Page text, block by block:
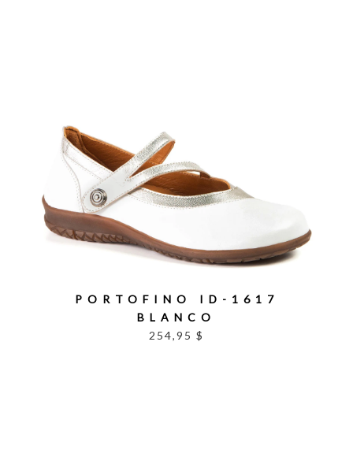
PORTOFINO ID-1617
BLANCO
254,95 $